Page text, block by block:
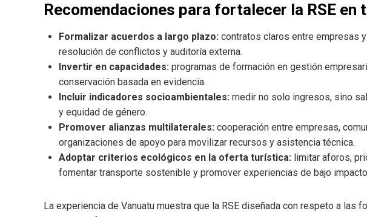
Recomendaciones para fortalecer la RSE
Formalizar acuerdos a largo plazo: contratos claros entre empresas
resolución de conflictos y auditoría externa.
Invertir en capacidades: programas de formación en gestión
conservación basada en evidencia.
Incluir indicadores socioambientales: medir no solo ingresos, sino
y equidad de género.
Promover alianzas multilaterales: cooperación entre empresas,
organizaciones de apoyo para movilizar recursos y asistencia técnica.
Adoptar criterios ecológicos en la oferta turística: limitar aforos,
fomentar transporte sostenible y promover experiencias de bajo
La experiencia de Vanuatu muestra que la RSE diseñada con respeto a las